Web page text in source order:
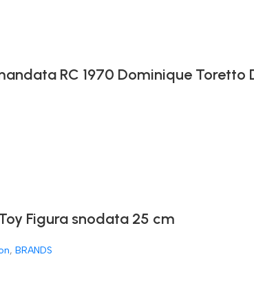
RC 1970 Dominique Toretto
Figura snodata 25 cm
, BRANDS